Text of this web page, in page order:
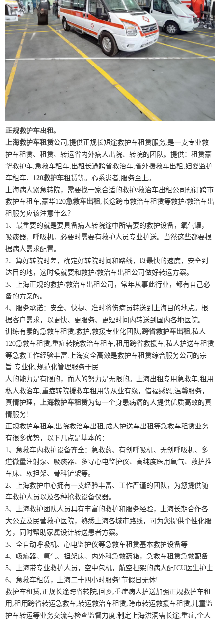
正规救护车出租。
上海救护车租赁公司,提供正规长短途救护车租赁服务,是一支专业救
护车租赁、租赁、转运省内外病人出院、转院的团队。提供：租赁豪
华救护车,急救车租车,出租长途跨省救治车,省外援救车出租,妇婴监护
车租车、 120救护车租赁等。心系患者,服务至上。
上海病人紧急转院，需要找一家合适的救护/救治车出租公司预订跨市
救护车租车,豪华120急救车出租,长途跨市救治车租赁等救护/救治车出
租服务应该注意什么？
1、最重要的就是要具备病人转院途中所需要的救护设备，氧气罐，
吸痰器，呼吸机，必要时需要有救护人员专业护送。当然这些都要根
据病人需求配置。
2、算好转院时差，确定好转院时间和路线，以最快的速度，安全到
达目的地，这时候就要和救护/救治车出租公司做好转运方案。
3、上海正规的救护/救治车出租公司，常年从事此行业，都有自己必
备的方案的。
4、服务承诺：安全、快捷、准时将伤病员转送到上海目的地点。根
据客户需求，以更快、更服务、更短时间内转送到国内各地医院。
训练有素的急救车租赁,救护,救援专业化团队,跨省救护车出租,私人
120急救车租赁,重症转院救治车租车,租用跨省救援车,私人护送车租赁
等急救工作经验丰富.上海安全高效是救护车租赁综合服务公司的宗
旨.专业化,规范化管理服务于民.
人的能力是有限的，而人的努力是无限的。上海出租专用急救车,租用
私人救治车,重症转院援救车租用等从业有缘，借福感恩,温馨服务，
真情护理，上海救护车租赁为每一个身患病痛的人提供优质高效的真
情服务！
正规救护车租车,出院救治车出租,成人护送车出租等急救车租赁业务
有很多优势，以下几点是基本的：
1、急救车内救护设备齐全：急救药、有创呼吸机、无创呼吸机、多
道微量注射泵、吸痰器、多导心电监护仪、高纯度医用氧气、救护推
车床、软担架、骨科铲架等。
2、上海救护中心拥有一支经验丰富、工作严谨的团队，为您提供随
车救护人员以及各种抢救设备仪器。
3、上海救护团队人员具有丰富的救护和服务经验，上海长期合作各
大公立及民营救护医院，熟悉上海各城市路线，可为您提供个性化服
务，同时帮助家属设计转送患者方案。
3、全自动呼吸机、心电监护仪等急救车租赁基本救护设备等
4、吸痰器、氧气、担架床、内外科急救药箱，急救车租赁急救配备
5、上海带专业救护人员，空中包机，航空担架的病人配ICU医生护士
6、急救车租赁，上海二十四小时服务!节假日无休!
救护车租赁,正规长途跨省转院,回乡,重症病人护送加强正规救护车租
用,租用跨省转运急救车,转运救治车租赁,跨市转运救援车租赁,儿童监
护车转运等业务交流与检查监督力度.制定上海洪洞需长途,重症,个人